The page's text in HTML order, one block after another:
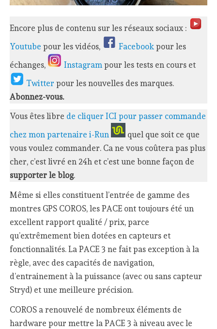
Encore plus de contenu sur les réseaux sociaux :
Youtube pour les vidéos, Facebookpour les
échanges,
Instagrampour les tests en cours et
Twitterpour les nouvelles des marques.
Abonnez-vous.
Vous êtes libre de cliquer ICI pour passer commande
chez mon partenaire i-Run
quel que soit ce que
vous voulez commander. Ca ne vous coûtera pas plus
cher, c’est livré en 24h et c’est une bonne façon de
supporter le blog.
Même si elles constituent l’entrée de gamme des
montres GPS COROS, les PACE ont toujours été un
excellent rapport qualité / prix, parce
qu’extrêmement bien dotées en capteurs et
fonctionnalités. La PACE 3 ne fait pas exception à la
règle, avec des capacités de navigation,
d’entrainement à la puissance (avec ou sans capteur
Stryd) et une meilleure précision.
COROS a renouvelé de nombreux éléments de
hardware pour mettre la PACE 3 à niveau avec le